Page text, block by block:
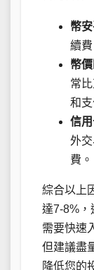
幣
續
幣
常
和
信用
外
費。
綜合以上
達7-8%，
需要快速
但建議盡
降低您的